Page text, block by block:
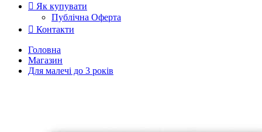
Як купувати
Публічна Оферта
Контакти
Головна
Магазин
Для малечі до 3 років